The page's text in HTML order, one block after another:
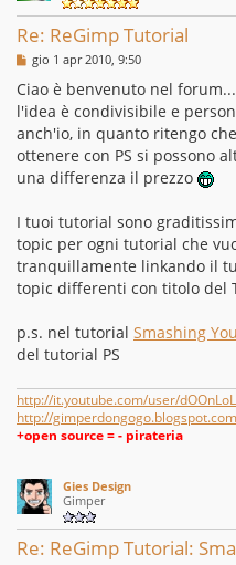
Re: ReGimp Tutorial
M
e
s
a
g
g
i
o
gio 1 apr 2010, 9:50
Ciao è benvenuto nel forum...
l'idea è condivisibile e
anch'io, in quanto ritengo
ottenere con PS si possono
una differenza il prezzo
I tuoi tutorial sono
topic per ogni tutorial che
tranquillamente linkando il
topic differenti con titolo del
p.s. nel tutorial Smashing
del tutorial PS
http://it.youtube.com/user/dOOnLoL
http://
+open source = - pirateria
Gies Design
Gimper
Re: ReGimp Tutorial: